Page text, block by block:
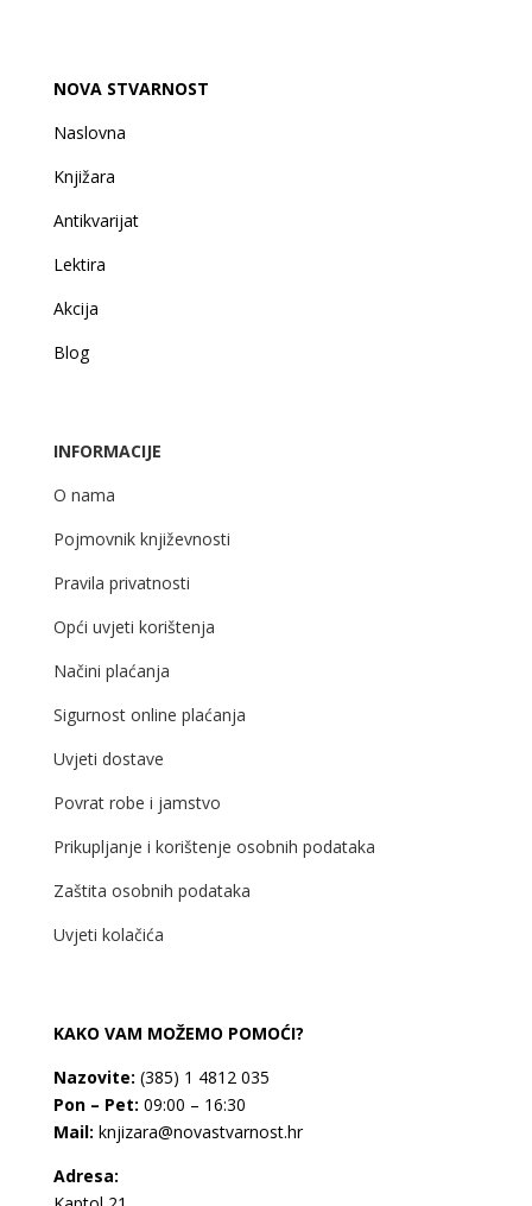
NOVA STVARNOST
Naslovna
Knjižara
Antikvarijat
Lektira
Akcija
Blog
INFORMACIJE
O nama
Pojmovnik književnosti
Pravila privatnosti
Opći uvjeti korištenja
Načini plaćanja
Sigurnost online plaćanja
Uvjeti dostave
Povrat robe i jamstvo
Prikupljanje i korištenje osobnih podataka
Zaštita osobnih podataka
Uvjeti kolačića
KAKO VAM MOŽEMO POMOĆI?
Nazovite: (385) 1 4812 035
Pon – Pet: 09:00 – 16:30
Mail: knjizara@novastvarnost.hr
Adresa: